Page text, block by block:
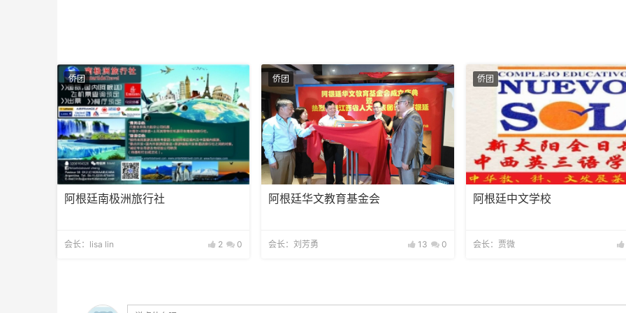
侨团
阿根廷南极洲旅行社
会长：lisa lin 2 0
侨团
阿根廷华文教育基金会
会长：刘芳勇 13 0
侨团
阿根廷中文学校
会长：贾微